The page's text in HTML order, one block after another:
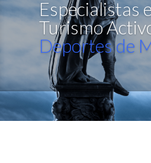
Especialistas
Turismo
Deportes de